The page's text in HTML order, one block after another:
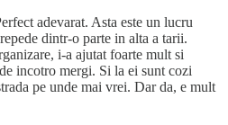
adevarat. Asta este un lucru
dintr-o parte in alta a tarii.
i-a ajutat foarte mult si
incotro mergi. Si la ei sunt cozi
pe unde mai vrei. Dar da, e mult